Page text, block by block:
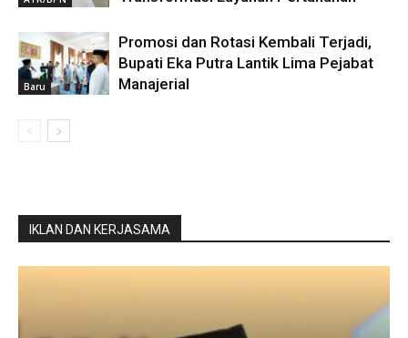
Baru
Promosi dan Rotasi Kembali Terjadi,
Bupati Eka Putra Lantik Lima Pejabat
Manajerial
IKLAN DAN KERJASAMA